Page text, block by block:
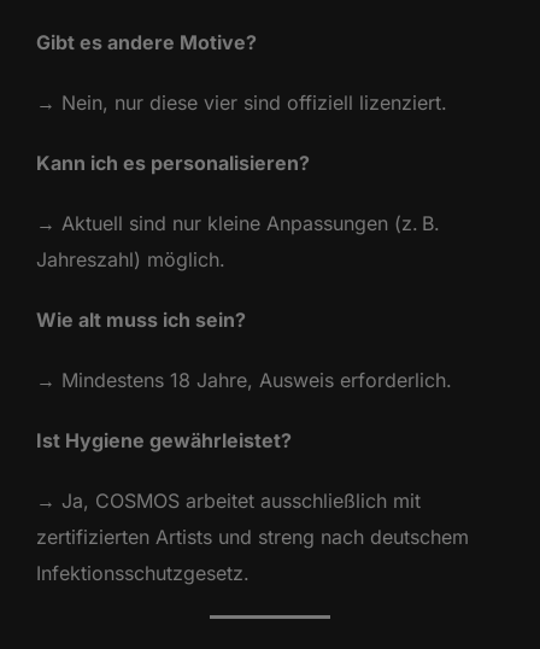
Gibt es andere Motive?
→ Nein, nur diese vier sind offiziell lizenziert.
Kann ich es personalisieren?
→ Aktuell sind nur kleine Anpassungen (z. B.
Jahreszahl) möglich.
Wie alt muss ich sein?
→ Mindestens 18 Jahre, Ausweis erforderlich.
Ist Hygiene gewährleistet?
→ Ja, COSMOS arbeitet ausschließlich mit
zertifizierten Artists und streng nach deutschem
Infektionsschutzgesetz.